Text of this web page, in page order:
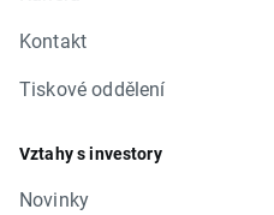
Kontakt
Tiskové oddělení
Vztahy s investory
Novinky